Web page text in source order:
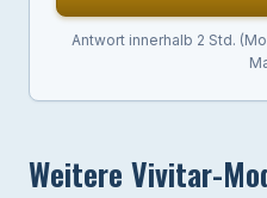
Antwort innerhalb 2 Std.
Weitere Vivitar-